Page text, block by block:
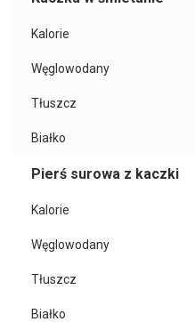
Kalorie
Węglowodany
Tłuszcz
Białko
Pierś surowa z kaczki
Kalorie
Węglowodany
Tłuszcz
Białko